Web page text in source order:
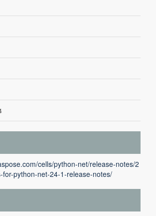
cells/python-net/release-notes/2
for-python-net-24-1-release-notes/